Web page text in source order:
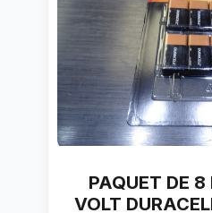
PAQUET DE
VOLT